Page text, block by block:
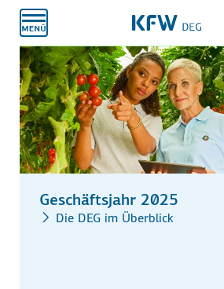
Hauptinhalt
Geschäftsjahr 2025
Die DEG im Überblick
Unser Impact- & Klima-